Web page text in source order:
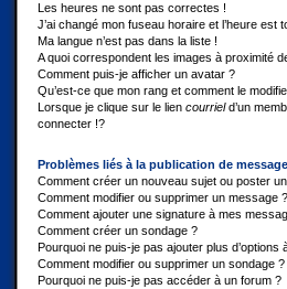
Les heures ne sont pas correctes !
J’ai changé mon fuseau horaire et l’heure est
Ma langue n’est pas dans la liste !
A quoi correspondent les images à proximité
Comment puis-je afficher un avatar ?
Qu’est-ce que mon rang et comment le
Lorsque je clique sur le lien courrield’un
connecter !?
Problèmes liés à la publication de
Comment créer un nouveau sujet ou poster
Comment modifier ou supprimer un message ?
Comment ajouter une signature à mes
Comment créer un sondage ?
Pourquoi ne puis-je pas ajouter plus d’options
Comment modifier ou supprimer un sondage ?
Pourquoi ne puis-je pas accéder à un forum ?